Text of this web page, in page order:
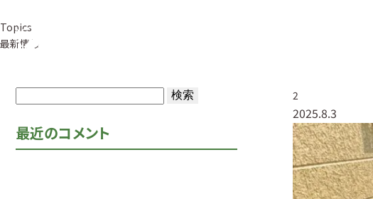
Topics
最新情報
最近のコメント
2
2025.8.3